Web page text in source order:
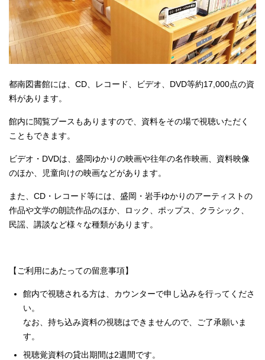
都南図書館には、CD、レコード、ビデオ、DVD等約17,000点の資
料があります。
館内に閲覧ブースもありますので、資料をその場で視聴いただく
こともできます。
ビデオ・DVDは、盛岡ゆかりの映画や往年の名作映画、資料映像
のほか、児童向けの映画などがあります。
また、CD・レコード等には、盛岡・岩手ゆかりのアーティストの
作品や文学の朗読作品のほか、ロック、ポップス、クラシック、
民謡、講談など様々な種類があります。
【ご利用にあたっての留意事項】
館内で視聴される方は、カウンターで申し込みを行ってくださ
い。
なお、持ち込み資料の視聴はできませんので、ご了承願いま
す。
視聴覚資料の貸出期間は2週間です。